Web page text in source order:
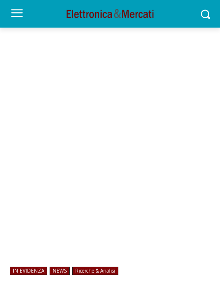
IN EVIDENZA NEWS Ricerche & Analisi